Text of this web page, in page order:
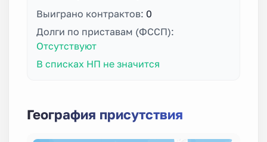
Выиграно контрактов: 0
Долги по приставам (ФССП):
Отсутствуют
В списках НП не значится
География присутствия